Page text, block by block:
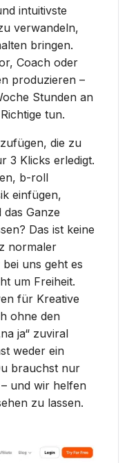
intuitivste
verwandeln,
bringen.
Coach oder
produzieren –
Stunden an
tun.
die zu
3 Klicks erledigt.
b-roll
einfügen,
Ganze
Das ist keine
normaler
uns geht es
um Freiheit.
für Kreative
ohne den
ja“ zuviral
weder ein
brauchst nur
und wir helfen
zu lassen.